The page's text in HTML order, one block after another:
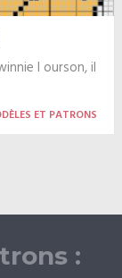
l ourson, il
ET PATRONS
: